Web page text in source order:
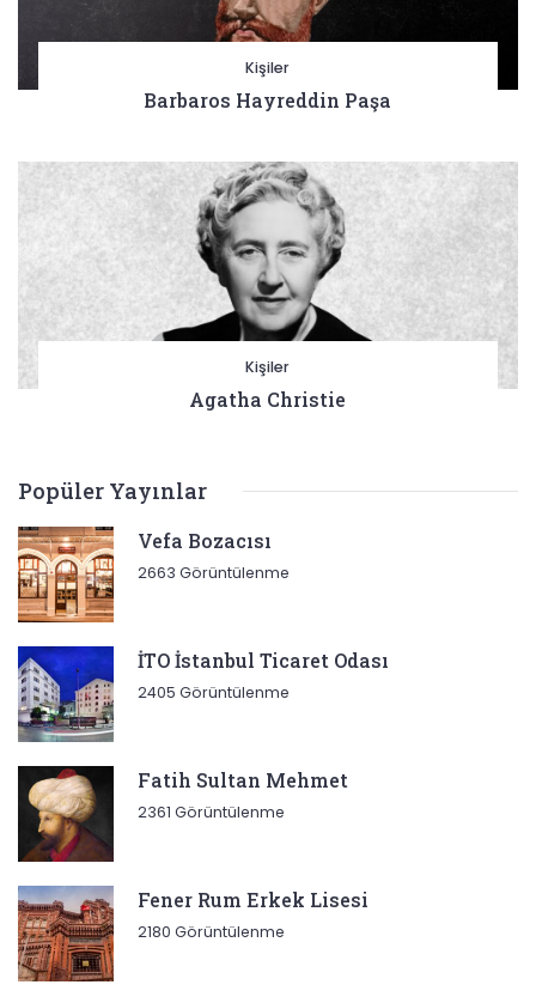
Kişiler
Barbaros Hayreddin Paşa
Kişiler
Agatha Christie
Popüler Yayınlar
Vefa Bozacısı
2663 Görüntülenme
İTO İstanbul Ticaret Odası
2405 Görüntülenme
Fatih Sultan Mehmet
2361 Görüntülenme
Fener Rum Erkek Lisesi
2180 Görüntülenme